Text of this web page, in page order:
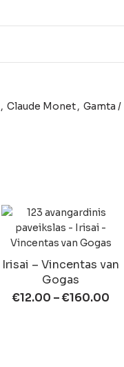
, Claude Monet, Gamta
Irisai – Vincentas van
Gogas
€12.00 –€160.00